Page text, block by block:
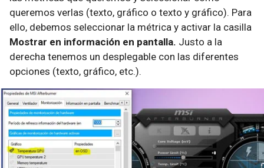
queremos verlas (texto, gráfico o texto y gráfico). Para
ello, debemos seleccionar la métrica y activar la casilla
Mostrar en información en pantalla. Justo a la
derecha tenemos un desplegable con las diferentes
opciones (texto, gráfico, etc.).